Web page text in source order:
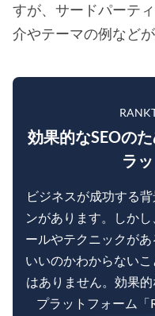
すが、サードパーテ
介やテーマの例など
効果的なSEOの
ラ
ビジネスが成功する
ンがあります。しか
ールやテクニックが
いいのかわからない
はありません。効果
プラットフォーム「